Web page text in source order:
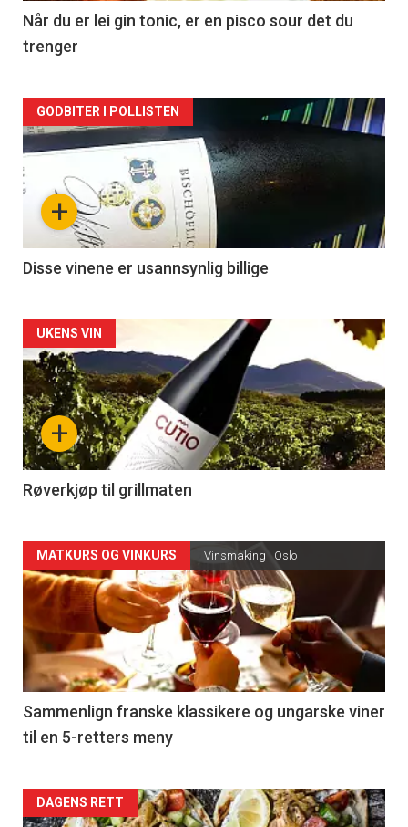
2
Når du er lei gin tonic, er en pisco sour det du
trenger
Forsiden
akkurat
nå
3
+
GODBITER I POLLISTEN
Disse vinene er usannsynlig billige
Forsiden
akkurat
nå
-
4
+
UKENS VIN
Røverkjøp til grillmaten
Forsiden
akkurat
nå
-
5
MATKURS OG VINKURS Vinsmaking i Oslo
Sammenlign franske klassikere og ungarske viner
til en 5-retters meny
Forsiden
DAGENS RETT